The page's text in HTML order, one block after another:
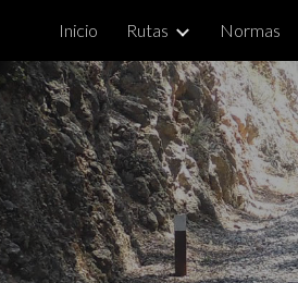
Skip to main content
Inicio Rutas Normas